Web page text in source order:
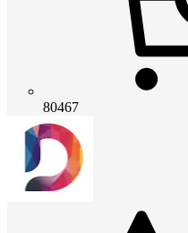
80467